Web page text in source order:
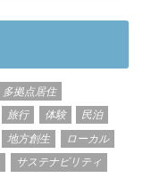
多拠点居住
旅行 体験
民泊
地方創生
ローカル
サステナビリティ